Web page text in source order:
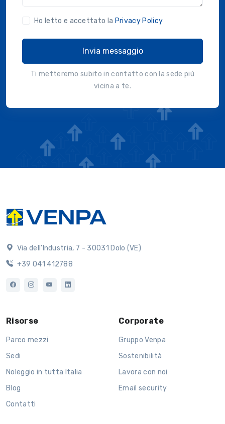
Ho letto e accettato la Privacy Policy
Invia messaggio
Ti metteremo subito in contatto con la sede più
vicina a te.
Via dell'Industria, 7 - 30031 Dolo (VE)
+39 041 412788
Risorse
Parco mezzi
Sedi
Noleggio in tutta Italia
Blog
Contatti
Corporate
Gruppo Venpa
Sostenibilità
Lavora con noi
Email security